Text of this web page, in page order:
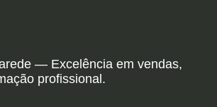
— Excelência em vendas,
profissional.